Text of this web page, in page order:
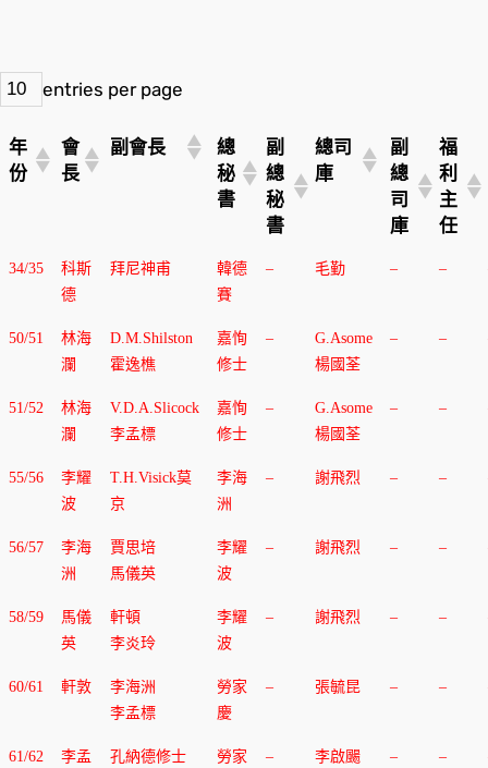
entries per page
年
份
會
長
副會長
總
秘
書
副
總
秘
書
總司
庫
副
總
司
庫
福
利
主
任
年
會
長
副會長
總
秘
書
總司
庫
任
34/35
科斯
德
拜尼神甫
韓德
賽
– 毛勤 – –
50/51
林海
瀾
D.M.Shilston
霍逸樵
嘉恂
修士
–
G.Asome
楊國荃
– –
51/52
林海
瀾
V.D.A.Slicock
李孟標
嘉恂
修士
–
G.Asome
楊國荃
– –
55/56
李耀
波
T.H.Visick莫
京
李海
洲
– 謝飛烈 – –
56/57
李海
洲
賈思培
馬儀英
李耀
波
– 謝飛烈 – –
58/59
馬儀
英
軒頓
李炎玲
李耀
波
– 謝飛烈 – –
60/61 軒敦
李海洲
李孟標
勞家
慶
– 張毓昆 – –
61/62
李孟
孔納德修士
勞家
– 李啟颺 – –